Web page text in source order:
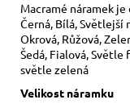
Macramé náramek
Černá, Bílá, Světlejší
Okrová, Růžová,
Šedá, Fialová,
světle zelená
Velikost náramku